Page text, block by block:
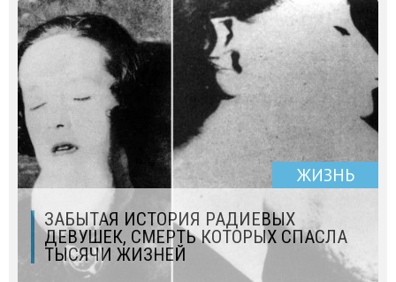
ЖИЗНЬ
ЗАБЫТАЯ ИСТОРИЯ РАДИЕВЫХ
ДЕВУШЕК, СМЕРТЬ КОТОРЫХ СПАСЛА
ТЫСЯЧИ ЖИЗНЕЙ